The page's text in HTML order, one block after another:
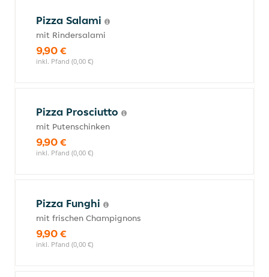
Pizza Salami
mit Rindersalami
9,90 €
inkl. Pfand (0,00 €)
Pizza Prosciutto
mit Putenschinken
9,90 €
inkl. Pfand (0,00 €)
Pizza Funghi
mit frischen Champignons
9,90 €
inkl. Pfand (0,00 €)